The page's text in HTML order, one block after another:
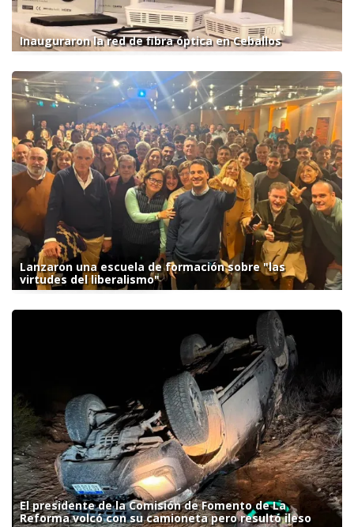
Inauguraron la red de fibra óptica en Ceballos
Lanzaron una escuela de formación sobre "las
virtudes del liberalismo"
El presidente de la Comisión de Fomento de La
Reforma volcó con su camioneta pero resultó ileso